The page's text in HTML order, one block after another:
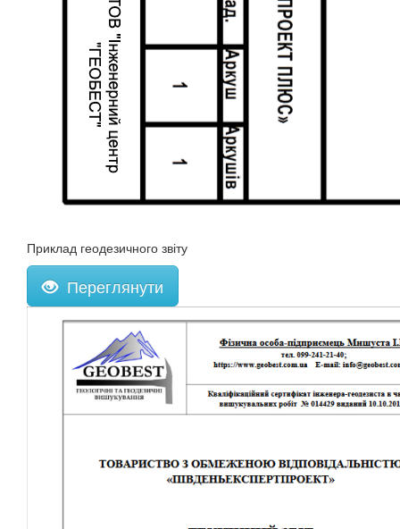
Приклад геодезичного звіту
Переглянути